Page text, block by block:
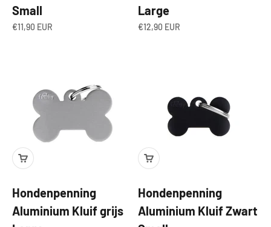
Small
Aanbiedingsprijs
€11,90 EUR
Large
Aanbiedingsprijs
€12,90 EUR
Hondenpenning
Aluminium Kluif grijs
Hondenpenning
Aluminium Kluif Zwart